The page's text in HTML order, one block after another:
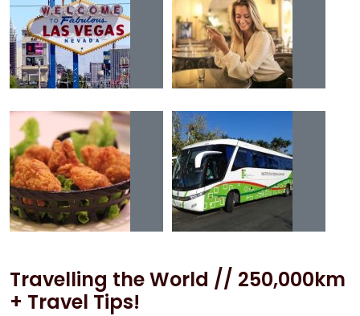
Travelling the World // 250,000km
+ Travel Tips!